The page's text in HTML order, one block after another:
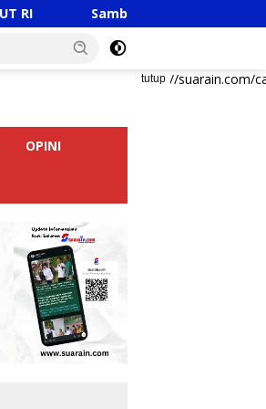
Sambut HUT RI Ke-81, Ricky Anthony
tutup
https://suarain.com/
OPINI